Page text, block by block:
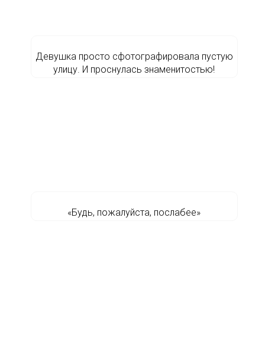
Девушка просто сфотографировала пустую
улицу. И проснулась знаменитостью!
«Будь, пожалуйста, послабее»